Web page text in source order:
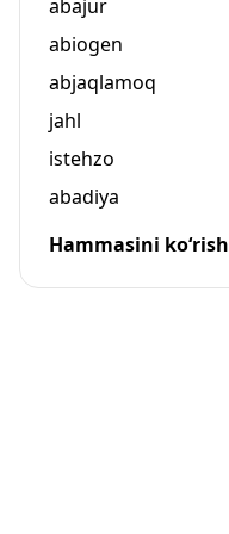
abajur
abiogen
abjaqlamoq
jahl
istehzo
abadiya
Hammasini ko‘rish